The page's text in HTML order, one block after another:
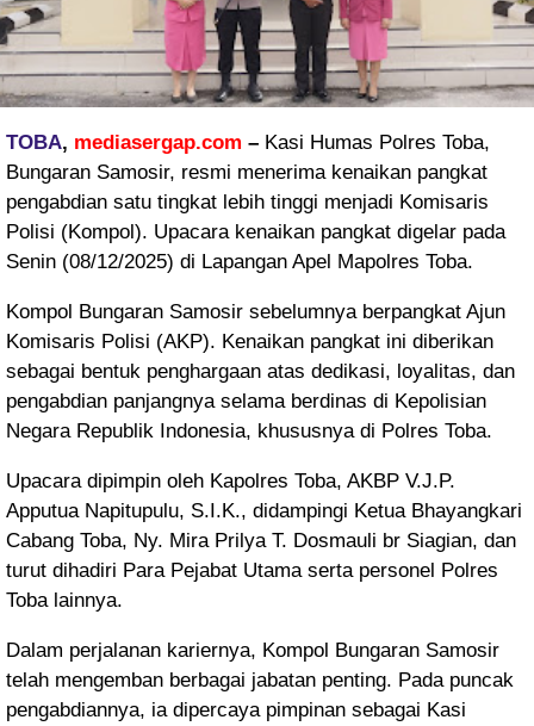
TOBA, mediasergap.com – Kasi Humas Polres Toba,
Bungaran Samosir, resmi menerima kenaikan pangkat
pengabdian satu tingkat lebih tinggi menjadi Komisaris
Polisi (Kompol). Upacara kenaikan pangkat digelar pada
Senin (08/12/2025) di Lapangan Apel Mapolres Toba.
Kompol Bungaran Samosir sebelumnya berpangkat Ajun
Komisaris Polisi (AKP). Kenaikan pangkat ini diberikan
sebagai bentuk penghargaan atas dedikasi, loyalitas, dan
pengabdian panjangnya selama berdinas di Kepolisian
Negara Republik Indonesia, khususnya di Polres Toba.
Upacara dipimpin oleh Kapolres Toba, AKBP V.J.P.
Apputua Napitupulu, S.I.K., didampingi Ketua Bhayangkari
Cabang Toba, Ny. Mira Prilya T. Dosmauli br Siagian, dan
turut dihadiri Para Pejabat Utama serta personel Polres
Toba lainnya.
Dalam perjalanan kariernya, Kompol Bungaran Samosir
telah mengemban berbagai jabatan penting. Pada puncak
pengabdiannya, ia dipercaya pimpinan sebagai Kasi